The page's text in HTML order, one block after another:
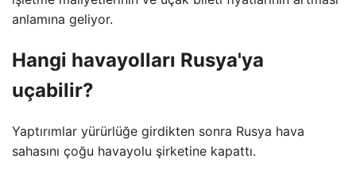
anlamına geliyor.
Hangi havayolları Rusya'ya
uçabilir?
Yaptırımlar yürürlüğe girdikten sonra Rusya hava
sahasını çoğu havayolu şirketine kapattı.